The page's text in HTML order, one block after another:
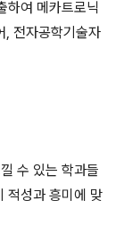
하여 메카트로닉
, 전자공학기술자
수 있는 학과들
적성과 흥미에 맞